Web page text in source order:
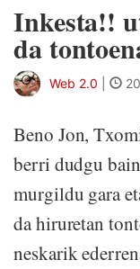
Inkesta!!
da
Web 2.0
Beno Jon,
berri dudgu
murgildu gara
da hiruretan
neskarik